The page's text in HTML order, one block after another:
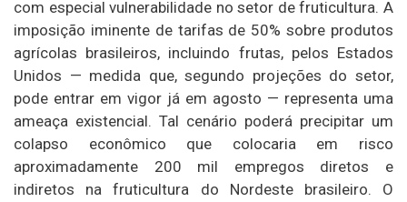
com especial vulnerabilidade no setor de fruticultura. A
imposição iminente de tarifas de 50% sobre produtos
agrícolas brasileiros, incluindo frutas, pelos Estados
Unidos — medida que, segundo projeções do setor,
pode entrar em vigor já em agosto — representa uma
ameaça existencial. Tal cenário poderá precipitar um
colapso econômico que colocaria em risco
aproximadamente 200 mil empregos diretos e
indiretos na fruticultura do Nordeste brasileiro. O